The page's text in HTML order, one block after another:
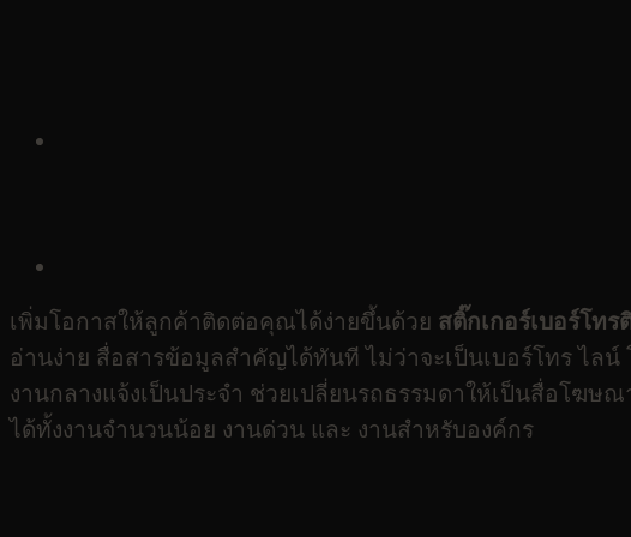
เพิ่มโอกาสให้ลูกค้าติดต่อคุณได้ง่ายขึ้นด้วย สติ๊กเกอร์เบอร์โทร
อ่านง่าย สื่อสารข้อมูลสำคัญได้ทันที ไม่ว่าจะเป็นเบอร์โทร ไ
งานกลางแจ้งเป็นประจำ ช่วยเปลี่ยนรถธรรมดาให้เป็นสื่อโฆ
ได้ทั้งงานจำนวนน้อย งานด่วน และ งานสำหรับองค์กร